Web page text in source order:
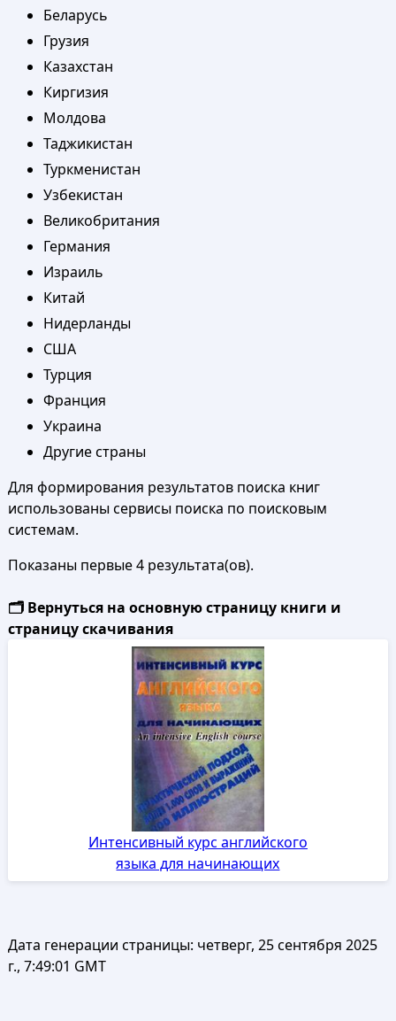
Беларусь
Грузия
Казахстан
Киргизия
Молдова
Таджикистан
Туркменистан
Узбекистан
Великобритания
Германия
Израиль
Китай
Нидерланды
США
Турция
Франция
Украина
Другие страны
Для формирования результатов поиска книг
использованы сервисы поиска по поисковым
системам.
Показаны первые 4 результата(ов).
🗂️ Вернуться на основную страницу книги и
страницу скачивания
Интенсивный курс английского
языка для начинающих
Дата генерации страницы: четверг, 25 сентября 2025
г., 7:49:01 GMT